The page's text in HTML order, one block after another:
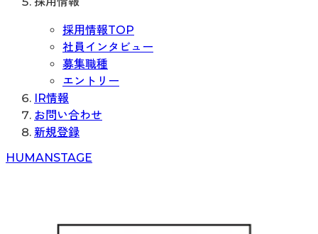
採用情報TOP
社員インタビュー
募集職種
エントリー
IR情報
お問い合わせ
新規登録
HUMANSTAGE